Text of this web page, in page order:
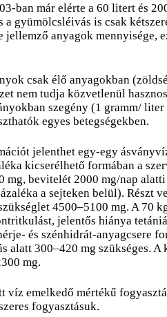
ban már elérte a 60 litert és
gyümölcsléivás is csak
anyagok mennyisége,
csak élő anyagokban
nem tudja közvetlenül
szegény (1 gramm/
egyes betegségekben.
jelenthet egy-egy
kicserélhető formában a
bevitelét 2000 mg/nap
a sejteken belül). Részt
4500–5100 mg. A 70
jelentős hiánya
és szénhidrát-anyagcsere
alatt 300–420 mg szükséges.
mg.
emelkedő mértékű
fogyasztásuk.